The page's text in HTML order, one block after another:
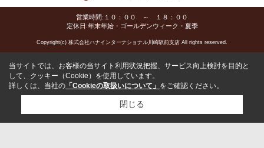
営業時間:１０：００ ～ １８：００
定休日:年末年始・ゴールデンウィーク・夏季
Copyright(c) 株式会社ハナインターナショナル川崎駅前支店 All rights reserved.
当サイトでは、お客様の当サイト利用状況把握、サービス向上検討を目的と
して、クッキー（Cookie）を使用しています。
詳しくは、当社の 「Cookieの取扱いについて」 をご確認ください。
閉じる